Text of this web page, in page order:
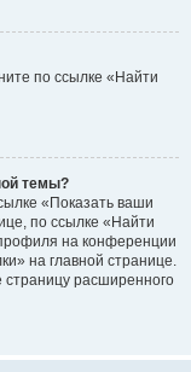
по ссылке «Найти
темы?
«Показать ваши
по ссылке «Найти
на конференции
на главной странице.
расширенного